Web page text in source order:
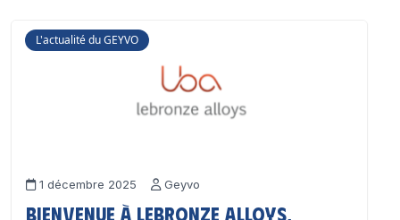
L'actualité du GEYVO
1 décembre 2025 Geyvo
Bienvenue à Lebronze Alloys,